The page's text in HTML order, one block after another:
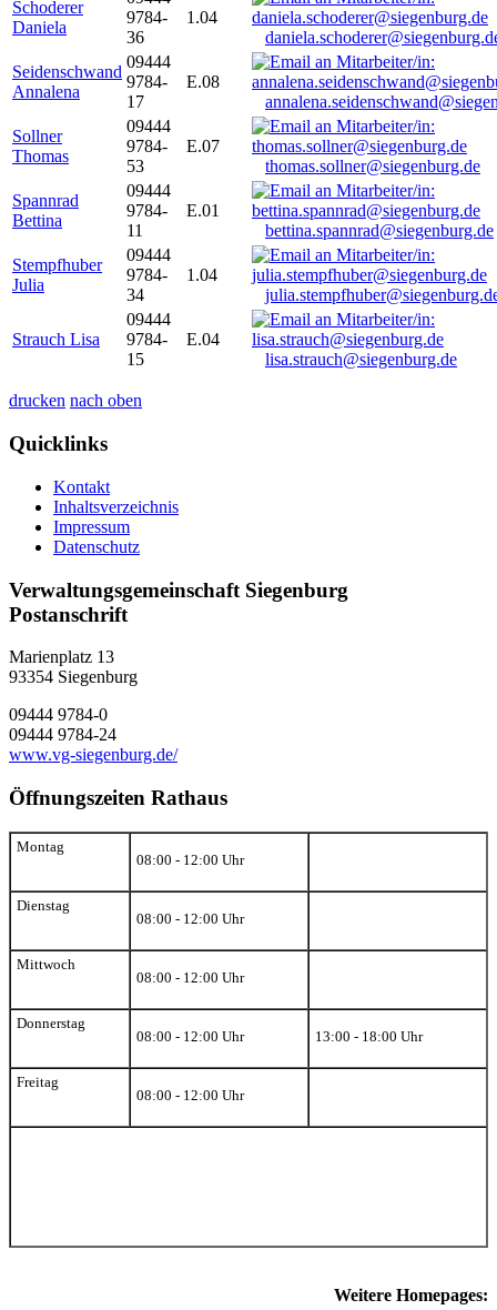
Schoderer
Daniela
9784-
36
1.04
Seidenschwand
Annalena
09444
9784-
17
E.08
Sollner
Thomas
09444
9784-
53
E.07
thomas.sollner@siegenburg.de
Spannrad
Bettina
09444
9784-
11
E.01
bettina.spannrad@siegenburg.de
Stempfhuber
Julia
09444
9784-
34
1.04
Strauch Lisa
09444
9784-
15
E.04
lisa.strauch@siegenburg.de
drucken nach oben
Quicklinks
Kontakt
Inhaltsverzeichnis
Impressum
Datenschutz
Verwaltungsgemeinschaft Siegenburg
Postanschrift
Marienplatz 13
93354 Siegenburg
09444 9784-0
09444 9784-24
www.vg-siegenburg.de/
Öffnungszeiten Rathaus
Montag
08:00 - 12:00 Uhr
Dienstag
08:00 - 12:00 Uhr
Mittwoch
08:00 - 12:00 Uhr
Donnerstag
08:00 - 12:00 Uhr
13:00 - 18:00 Uhr
Freitag
08:00 - 12:00 Uhr
Weitere Homepages: